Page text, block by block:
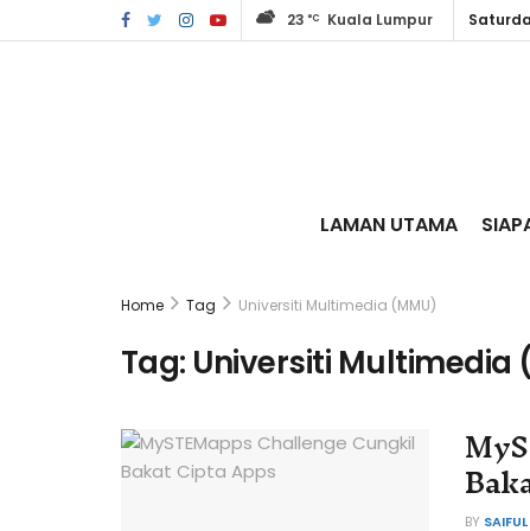
23 °C Kuala Lumpur
LAMAN UTAMA
Home Tag Universiti Multimedia (MMU)
Tag: Universiti Multimedia
BY